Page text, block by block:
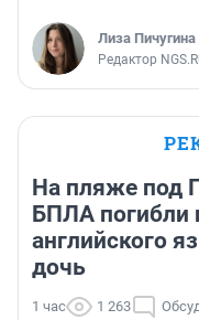
Лиза Пичугина
Редактор
На пляже под
БПЛА погибли
английского
дочь
1 час 1 263